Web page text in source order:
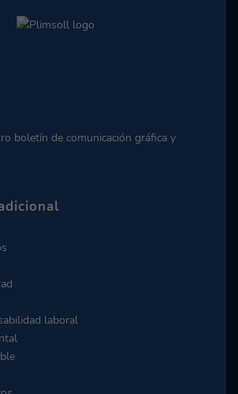
boletín de comunicación gráfica y
laboral